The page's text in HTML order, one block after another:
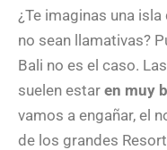
¿Te imaginas una
no sean llamativas?
Bali no es el caso.
suelen estar en muy
vamos a engañar, el
de los grandes